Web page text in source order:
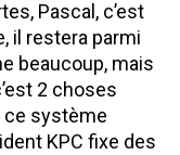
Pascal, c’est
il restera parmi
beaucoup, mais
2 choses
ce système
KPC fixe des